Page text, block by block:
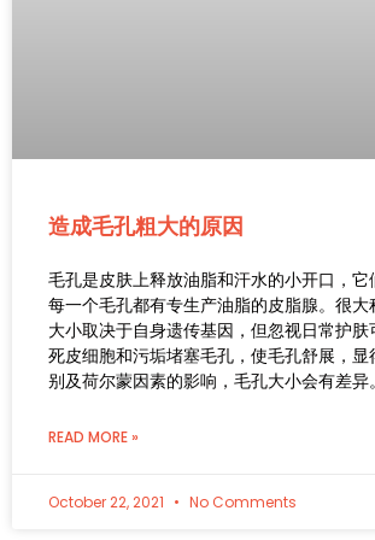
造成毛孔粗大的原因
毛孔是皮肤上释放油脂和汗水的小开口，它
每一个毛孔都有专生产油脂的皮脂腺。很大
大小取决于自身遗传基因，但忽视日常护肤
死皮细胞和污垢堵塞毛孔，使毛孔舒展，显
别及荷尔蒙因素的影响，毛孔大小会有差异。
READ MORE »
October 22, 2021 No Comments